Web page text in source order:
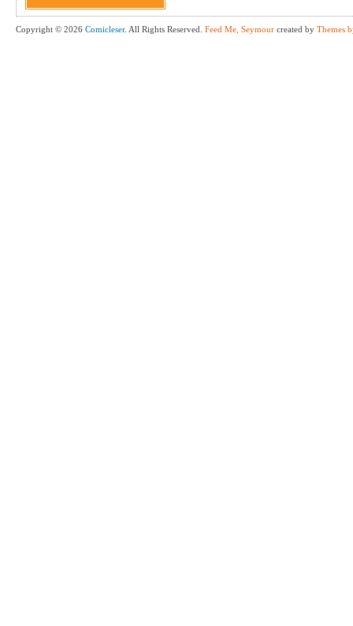
Copyright © 2026 Comicleser. All Rights Reserved. Feed Me, Seymour created by Themes